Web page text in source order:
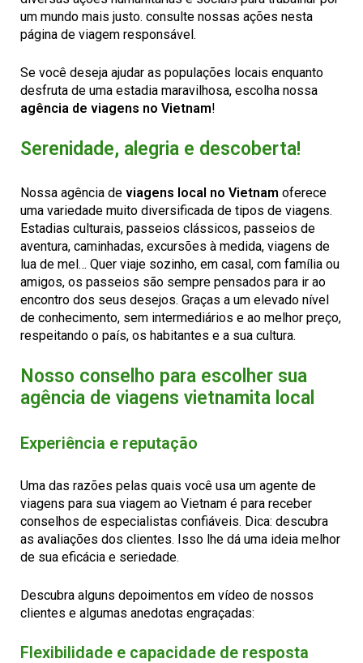
um mundo mais justo. consulte nossas ações nesta
página de viagem responsável.
Se você deseja ajudar as populações locais enquanto
desfruta de uma estadia maravilhosa, escolha nossa
agência de viagens no Vietnam!
Serenidade, alegria e descoberta!
Nossa agência de viagens local no Vietnam oferece
uma variedade muito diversificada de tipos de viagens.
Estadias culturais, passeios clássicos, passeios de
aventura, caminhadas, excursões à medida, viagens de
lua de mel… Quer viaje sozinho, em casal, com família ou
amigos, os passeios são sempre pensados para ir ao
encontro dos seus desejos. Graças a um elevado nível
de conhecimento, sem intermediários e ao melhor preço,
respeitando o país, os habitantes e a sua cultura.
Nosso conselho para escolher sua
agência de viagens vietnamita local
Experiência e reputação
Uma das razões pelas quais você usa um agente de
viagens para sua viagem ao Vietnam é para receber
conselhos de especialistas confiáveis. Dica: descubra
as avaliações dos clientes. Isso lhe dá uma ideia melhor
de sua eficácia e seriedade.
Descubra alguns depoimentos em vídeo de nossos
clientes e algumas anedotas engraçadas:
Flexibilidade e capacidade de resposta